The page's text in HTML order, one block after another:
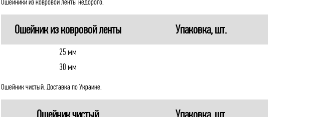
Ошейник из ковровой ленты Упаковка, шт.
25 мм
30 мм
Ошейник чистый. Доставка по Украине.